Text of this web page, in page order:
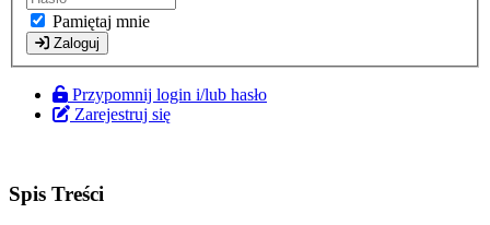
Pamiętaj mnie
Zaloguj
Przypomnij login i/lub hasło
Zarejestruj się
Spis Treści